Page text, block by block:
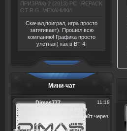
ПРИЗРАК) 2 (2013) РС | REPACK
ОТ R.G. МЕХАНИКИ
Скачал,поиграл, игра просто
затягивает). Прошел всю
компанию! Графика просто
улетная) как в BT 4.
Мини-чат